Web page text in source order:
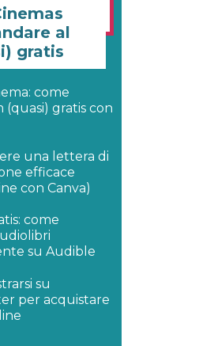
al
gratis
come
(quasi) gratis con
una lettera di
efficace
con Canva)
come
su Audible
su
per acquistare